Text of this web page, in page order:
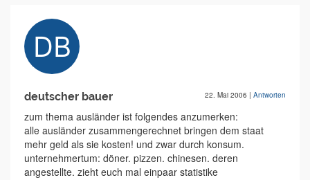
deutscher bauer 22. Mai 2006 | Antworten
zum thema ausländer ist folgendes anzumerken:
alle ausländer zusammengerechnet bringen dem staat
mehr geld als sie kosten! und zwar durch konsum.
unternehmertum: döner. pizzen. chinesen. deren
angestellte. zieht euch mal einpaar statistike